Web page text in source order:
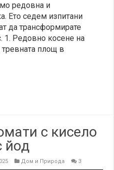
редовна и
Ето седем изпитани
да трансформирате
1. Редовно косене на
площ в
с кисело
йод
Дом и Природа 3